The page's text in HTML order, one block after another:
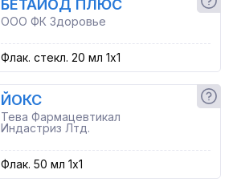
БЕТАЙОД ПЛЮС
ООО ФК Здоровье
Флак. стекл. 20 мл 1x1
ЙОКС
Тева Фармацевтикал
Индастриз Лтд.
Флак. 50 мл 1x1